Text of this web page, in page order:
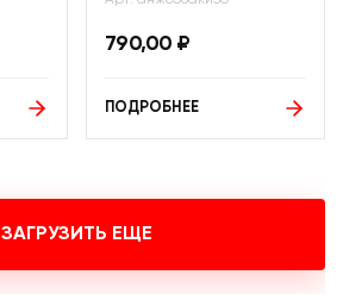
790,00 ₽
ПОДРОБНЕЕ
ЗАГРУЗИТЬ ЕЩЕ